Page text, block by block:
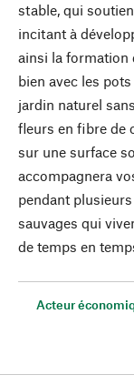
stable, qui
incitant à
ainsi la formation
bien avec les
jardin naturel
fleurs en fibre de
sur une surface
accompagnera
pendant
sauvages qui
de temps en
Acteur